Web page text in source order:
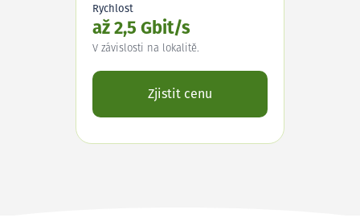
Rychlost
až 2,5 Gbit/s
V závislosti na lokalitě.
Zjistit cenu